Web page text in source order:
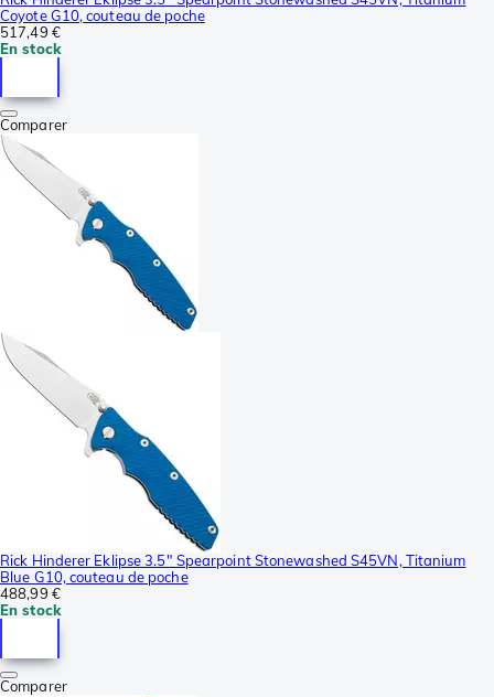
Coyote G10, couteau de poche
517,49 €
En stock
Comparer
Rick Hinderer Eklipse 3.5" Spearpoint Stonewashed S45VN, Titanium
Blue G10, couteau de poche
488,99 €
En stock
Comparer